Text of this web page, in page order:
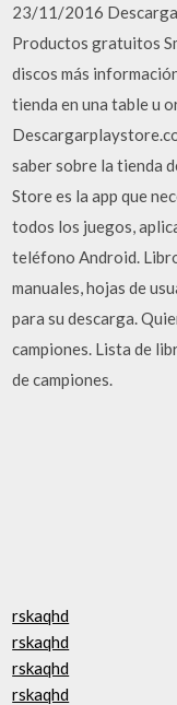
23/11/2016
Productos gratuitos
discos más
tienda en una table u
saber sobre la tienda
Store es la app que
todos los juegos,
teléfono Android.
manuales, hojas de
para su descarga.
campiones. Lista de
de campiones.
rskaqhd
rskaqhd
rskaqhd
rskaqhd